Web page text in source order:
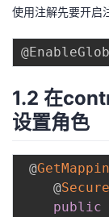
的
博
客
我
的
论
坛
我
的
圈
子
我
的
直
我
的
我
使用注解先要开启
1.2 在
设置角色
@
    @
public